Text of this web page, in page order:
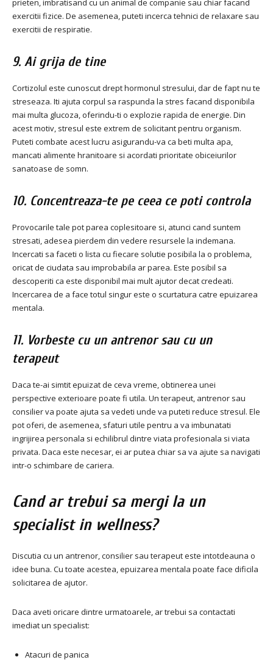
prieten, imbratisand cu un animal de companie sau chiar facand
exercitii fizice. De asemenea, puteti incerca tehnici de relaxare sau
exercitii de respiratie.
9. Ai grija de tine
Cortizolul este cunoscut drept hormonul stresului, dar de fapt nu te
streseaza. Iti ajuta corpul sa raspunda la stres facand disponibila
mai multa glucoza, oferindu-ti o explozie rapida de energie. Din
acest motiv, stresul este extrem de solicitant pentru organism.
Puteti combate acest lucru asigurandu-va ca beti multa apa,
mancati alimente hranitoare si acordati prioritate obiceiurilor
sanatoase de somn.
10. Concentreaza-te pe ceea ce poti controla
Provocarile tale pot parea coplesitoare si, atunci cand suntem
stresati, adesea pierdem din vedere resursele la indemana.
Incercati sa faceti o lista cu fiecare solutie posibila la o problema,
oricat de ciudata sau improbabila ar parea. Este posibil sa
descoperiti ca este disponibil mai mult ajutor decat credeati.
Incercarea de a face totul singur este o scurtatura catre epuizarea
mentala.
11. Vorbeste cu un antrenor sau cu un
terapeut
Daca te-ai simtit epuizat de ceva vreme, obtinerea unei
perspective exterioare poate fi utila. Un terapeut, antrenor sau
consilier va poate ajuta sa vedeti unde va puteti reduce stresul. Ele
pot oferi, de asemenea, sfaturi utile pentru a va imbunatati
ingrijirea personala si echilibrul dintre viata profesionala si viata
privata. Daca este necesar, ei ar putea chiar sa va ajute sa navigati
intr-o schimbare de cariera.
Cand ar trebui sa mergi la un
specialist in wellness?
Discutia cu un antrenor, consilier sau terapeut este intotdeauna o
idee buna. Cu toate acestea, epuizarea mentala poate face dificila
solicitarea de ajutor.
Daca aveti oricare dintre urmatoarele, ar trebui sa contactati
imediat un specialist:
Atacuri de panica